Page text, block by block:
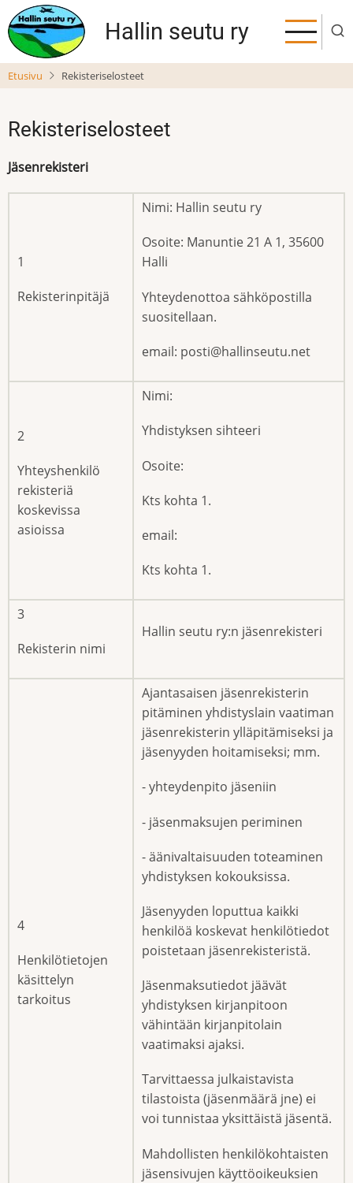
Hyppää
pääsisältöön
Hallin seutu ry
Etusivu Rekisteriselosteet
Rekisteriselosteet
Jäsenrekisteri
1
Rekisterinpitäjä
Nimi: Hallin seutu ry
Osoite: Manuntie 21 A 1, 35600
Halli
Yhteydenottoa sähköpostilla
suositellaan.
email: posti@hallinseutu.net
2
Yhteyshenkilö
rekisteriä
koskevissa
asioissa
Nimi:
Yhdistyksen sihteeri
Osoite:
Kts kohta 1.
email:
Kts kohta 1.
3
Rekisterin nimi
Hallin seutu ry:n jäsenrekisteri
4
Henkilötietojen
käsittelyn
tarkoitus
Ajantasaisen jäsenrekisterin
pitäminen yhdistyslain vaatiman
jäsenrekisterin ylläpitämiseksi ja
jäsenyyden hoitamiseksi; mm.
- yhteydenpito jäseniin
- jäsenmaksujen periminen
- äänivaltaisuuden toteaminen
yhdistyksen kokouksissa.
Jäsenyyden loputtua kaikki
henkilöä koskevat henkilötiedot
poistetaan jäsenrekisteristä.
Jäsenmaksutiedot jäävät
yhdistyksen kirjanpitoon
vähintään kirjanpitolain
vaatimaksi ajaksi.
Tarvittaessa julkaistavista
tilastoista (jäsenmäärä jne) ei
voi tunnistaa yksittäistä jäsentä.
Mahdollisten henkilökohtaisten
jäsensivujen käyttöoikeuksien